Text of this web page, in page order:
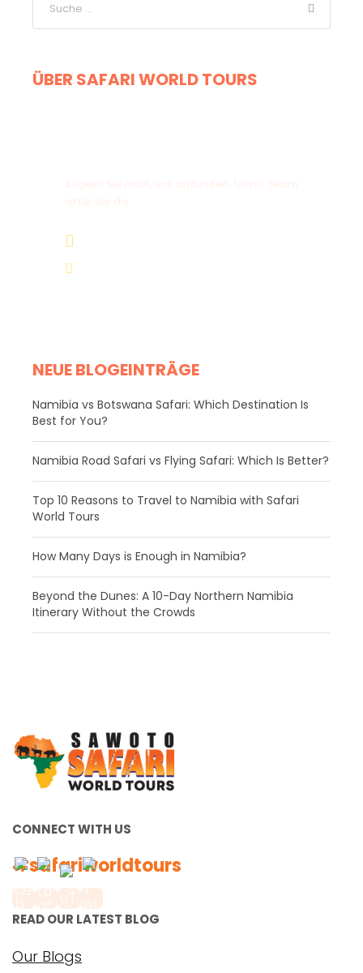
ÜBER SAFARI WORLD TOURS
NEUE BLOGEINTRÄGE
Namibia vs Botswana Safari: Which Destination Is
Best for You?
Namibia Road Safari vs Flying Safari: Which Is Better?
​Top 10 Reasons to Travel to Namibia with Safari
World Tours
How Many Days is Enough in Namibia?
Beyond the Dunes: A 10-Day Northern Namibia
Itinerary Without the Crowds
CONNECT WITH US
#safariworldtours
READ OUR LATEST BLOG
Our Blogs